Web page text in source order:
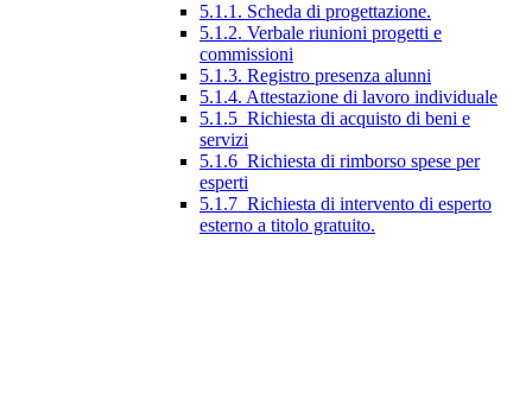
5.1.1. Scheda di progettazione.
5.1.2. Verbale riunioni progetti e
commissioni
5.1.3. Registro presenza alunni
5.1.4. Attestazione di lavoro individuale
5.1.5_Richiesta di acquisto di beni e
servizi
5.1.6_Richiesta di rimborso spese per
esperti
5.1.7_Richiesta di intervento di esperto
esterno a titolo gratuito.